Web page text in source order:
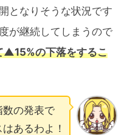
となりそうな状況です
が継続してしまうので
▲15%の下落をするこ
数の発表で
あるわよ！